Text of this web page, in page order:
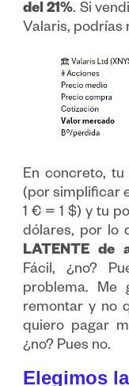
del 21%. Si
Valaris, podrías
En concreto,
(por simplificar
1 € = 1 $) y tu
dólares, por lo
LATENTE de
Fácil, ¿no?
problema. Me
remontar y no
quiero pagar
¿no? Pues no.
Elegimos